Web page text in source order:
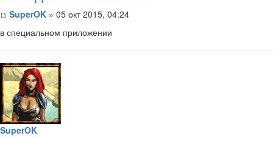
SuperOK » 05 окт 2015, 04:24
в специальном приложении
SuperOK